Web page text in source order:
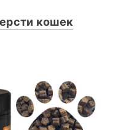
кошек